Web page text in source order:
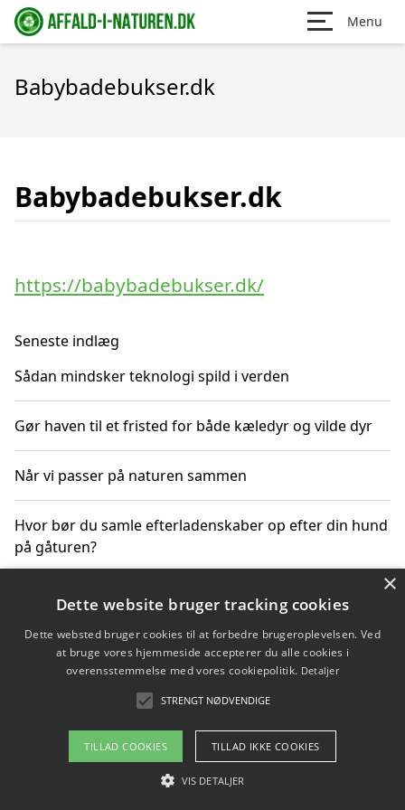
Menu
Babybadebukser.dk
Babybadebukser.dk
https://babybadebukser.dk/
Seneste indlæg
Sådan mindsker teknologi spild i verden
Gør haven til et fristed for både kæledyr og vilde dyr
Når vi passer på naturen sammen
Hvor bør du samle efterladenskaber op efter din hund
på gåturen?
Sådan rydder du effektivt op efter et stort event
Copyright 2026 - Pilanto Aps
Om / kontakt
Blog Betingelser
×
Dette website bruger tracking cookies
Dette websted bruger cookies til at forbedre brugeroplevelsen. Ved
at bruge vores hjemmeside accepterer du alle cookies i
overensstemmelse med vores cookiepolitik. Detaljer
STRENGT NØDVENDIGE
TILLAD COOKIES TILLAD IKKE COOKIES
VIS DETALJER